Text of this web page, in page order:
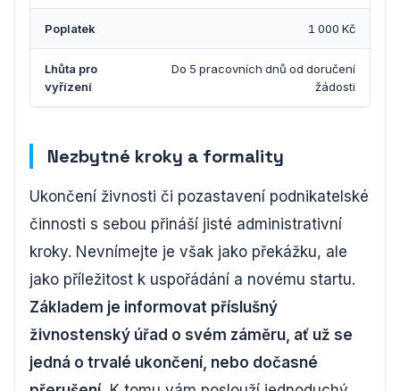
Poplatek 1 000 Kč
Lhůta pro
vyřízení
Do 5 pracovních dnů od doručení
žádosti
Nezbytné kroky a formality
Ukončení živnosti či pozastavení podnikatelské
činnosti s sebou přináší jisté administrativní
kroky. Nevnímejte je však jako překážku, ale
jako příležitost k uspořádání a novému startu.
Základem je informovat příslušný
živnostenský úřad o svém záměru, ať už se
jedná o trvalé ukončení, nebo dočasné